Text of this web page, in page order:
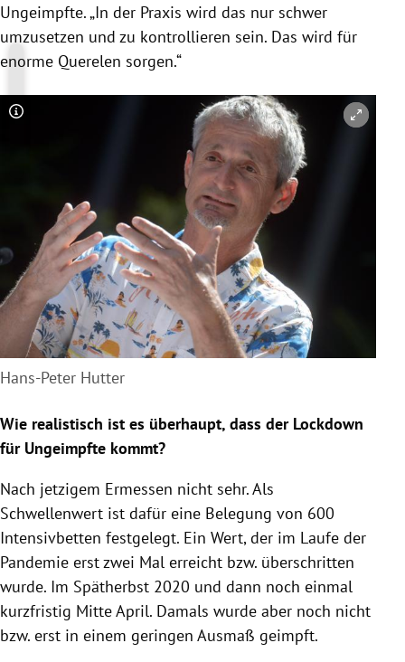
Ungeimpfte. „In der Praxis wird das nur schwer
umzusetzen und zu kontrollieren sein. Das wird für
enorme Querelen sorgen.“
Copyright-Hinweis öffnen/schließen
Hans-Peter Hutter
Wie realistisch ist es überhaupt, dass der Lockdown
für Ungeimpfte kommt?
Nach jetzigem Ermessen nicht sehr. Als
Schwellenwert ist dafür eine Belegung von 600
Intensivbetten festgelegt. Ein Wert, der im Laufe der
Pandemie erst zwei Mal erreicht bzw. überschritten
wurde. Im Spätherbst 2020 und dann noch einmal
kurzfristig Mitte April. Damals wurde aber noch nicht
bzw. erst in einem geringen Ausmaß geimpft.